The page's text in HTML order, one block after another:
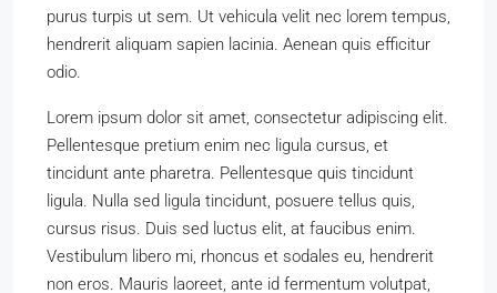
purus turpis ut sem. Ut vehicula velit nec lorem tempus,
hendrerit aliquam sapien lacinia. Aenean quis efficitur
odio.
Lorem ipsum dolor sit amet, consectetur adipiscing elit.
Pellentesque pretium enim nec ligula cursus, et
tincidunt ante pharetra. Pellentesque quis tincidunt
ligula. Nulla sed ligula tincidunt, posuere tellus quis,
cursus risus. Duis sed luctus elit, at faucibus enim.
Vestibulum libero mi, rhoncus et sodales eu, hendrerit
non eros. Mauris laoreet, ante id fermentum volutpat,